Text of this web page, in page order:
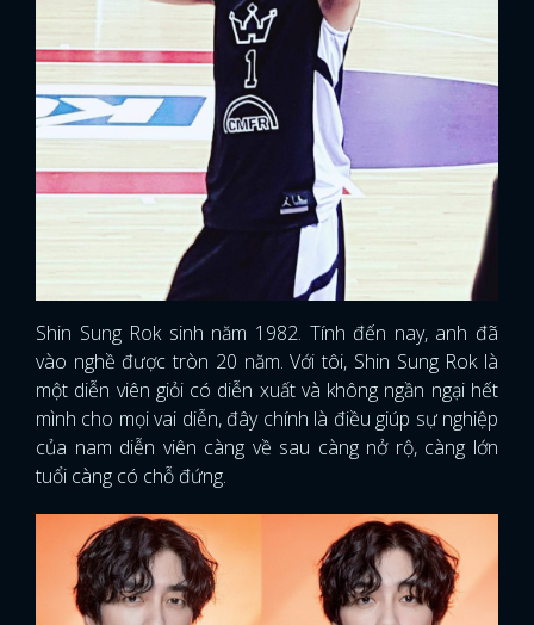
Shin Sung Rok sinh năm 1982. Tính đến nay, anh đã
vào nghề được tròn 20 năm. Với tôi, Shin Sung Rok là
một diễn viên giỏi có diễn xuất và không ngần ngại hết
mình cho mọi vai diễn, đây chính là điều giúp sự nghiệp
của nam diễn viên càng về sau càng nở rộ, càng lớn
tuổi càng có chỗ đứng.